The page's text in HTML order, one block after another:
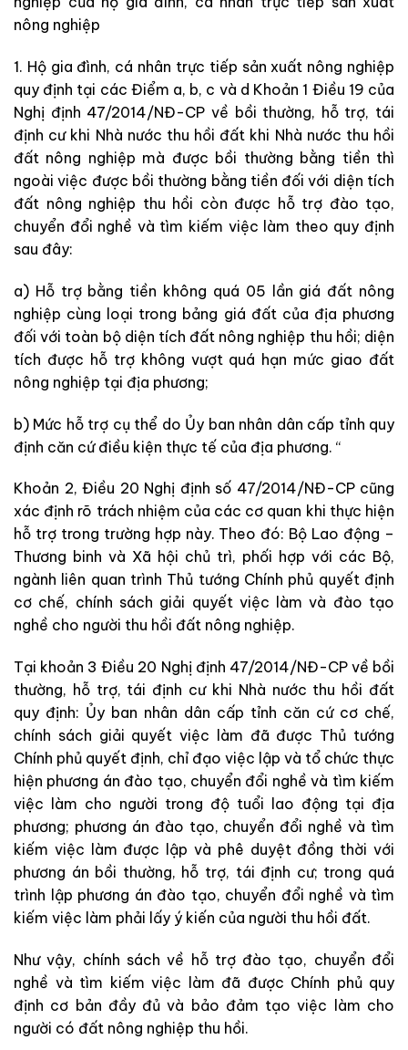
nông nghiệp
1. Hộ gia đình, cá nhân trực tiếp sản xuất nông nghiệp
quy định tại các Điểm a, b, c và d Khoản 1 Điều 19 của
Nghị định 47/2014/NĐ-CP về bồi thường, hỗ trợ, tái
định cư khi Nhà nước thu hồi đất khi Nhà nước thu hồi
đất nông nghiệp mà được bồi thường bằng tiền thì
ngoài việc được bồi thường bằng tiền đối với diện tích
đất nông nghiệp thu hồi còn được hỗ trợ đào tạo,
chuyển đổi nghề và tìm kiếm việc làm theo quy định
sau đây:
a) Hỗ trợ bằng tiền không quá 05 lần giá đất nông
nghiệp cùng loại trong bảng giá đất của địa phương
đối với toàn bộ diện tích đất nông nghiệp thu hồi; diện
tích được hỗ trợ không vượt quá hạn mức giao đất
nông nghiệp tại địa phương;
b) Mức hỗ trợ cụ thể do Ủy ban nhân dân cấp tỉnh quy
định căn cứ điều kiện thực tế của địa phương. “
Khoản 2, Điều 20 Nghị định số 47/2014/NĐ-CP cũng
xác định rõ trách nhiệm của các cơ quan khi thực hiện
hỗ trợ trong trường hợp này. Theo đó: Bộ Lao động –
Thương binh và Xã hội chủ trì, phối hợp với các Bộ,
ngành liên quan trình Thủ tướng Chính phủ quyết định
cơ chế, chính sách giải quyết việc làm và đào tạo
nghề cho người thu hồi đất nông nghiệp.
Tại khoản 3 Điều 20 Nghị định 47/2014/NĐ-CP về bồi
thường, hỗ trợ, tái định cư khi Nhà nước thu hồi đất
quy định: Ủy ban nhân dân cấp tỉnh căn cứ cơ chế,
chính sách giải quyết việc làm đã được Thủ tướng
Chính phủ quyết định, chỉ đạo việc lập và tổ chức thực
hiện phương án đào tạo, chuyển đổi nghề và tìm kiếm
việc làm cho người trong độ tuổi lao động tại địa
phương; phương án đào tạo, chuyển đổi nghề và tìm
kiếm việc làm được lập và phê duyệt đồng thời với
phương án bồi thường, hỗ trợ, tái định cư; trong quá
trình lập phương án đào tạo, chuyển đổi nghề và tìm
kiếm việc làm phải lấy ý kiến của người thu hồi đất.
Như vậy, chính sách về hỗ trợ đào tạo, chuyển đổi
nghề và tìm kiếm việc làm đã được Chính phủ quy
định cơ bản đầy đủ và bảo đảm tạo việc làm cho
người có đất nông nghiệp thu hồi.